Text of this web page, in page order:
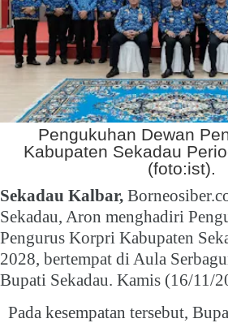
Pengukuhan Dewan
Kabupaten Sekadau
(foto:ist).
Sekadau Kalbar,
Sekadau, Aron menghadiri
Pengurus Korpri Kabupaten
2028, bertempat di Aula
Bupati Sekadau. Kamis (16/11/
Pada kesempatan tersebut,